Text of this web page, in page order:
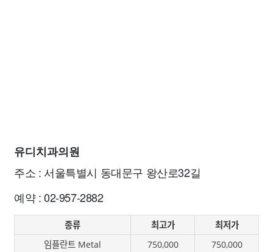
유디치과의원
주소 : 서울특별시 동대문구 왕산로32길
예약 : 02-957-2882
종류 최고가
최저가
임플란트 Metal
750,000 750,000